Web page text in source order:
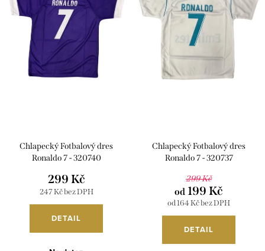
r
i
Chlapecký Fotbalový dres
Ronaldo 7 - 320740
247 Kč bez DPH
299 Kč
DETAIL
Chlapecký Fotbalový dres
Ronaldo 7 - 320737
299 Kč
od 164 Kč bez DPH
od 199 Kč
DETAIL